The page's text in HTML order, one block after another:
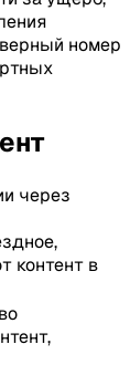
номер
через
контент в